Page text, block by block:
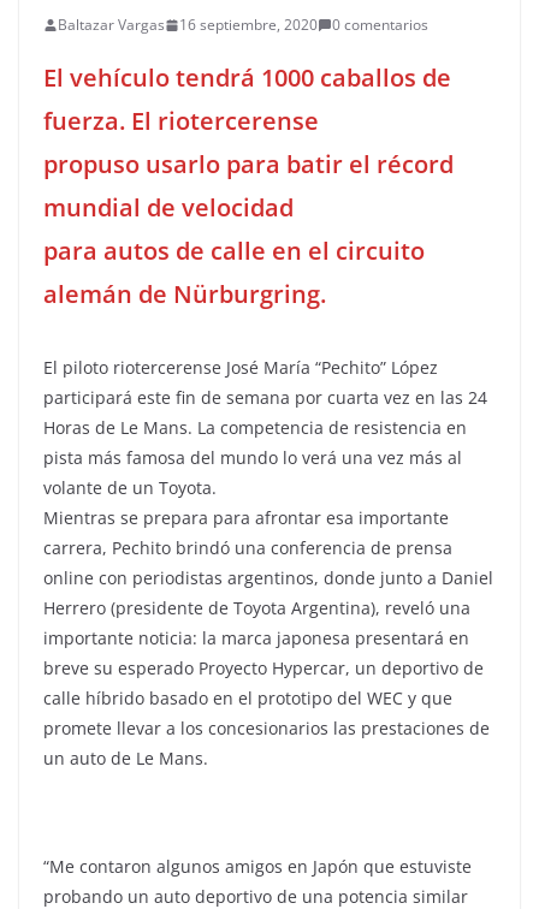
Baltazar Vargas 16 septiembre, 2020 0 comentarios
El vehículo tendrá 1000 caballos de
fuerza. El riotercerense
propuso usarlo para batir el récord
mundial de velocidad
para autos de calle en el circuito
alemán de Nürburgring.
El piloto riotercerense José María “Pechito” López
participará este fin de semana por cuarta vez en las 24
Horas de Le Mans. La competencia de resistencia en
pista más famosa del mundo lo verá una vez más al
volante de un Toyota.
Mientras se prepara para afrontar esa importante
carrera, Pechito brindó una conferencia de prensa
online con periodistas argentinos, donde junto a Daniel
Herrero (presidente de Toyota Argentina), reveló una
importante noticia: la marca japonesa presentará en
breve su esperado Proyecto Hypercar, un deportivo de
calle híbrido basado en el prototipo del WEC y que
promete llevar a los concesionarios las prestaciones de
un auto de Le Mans.
“Me contaron algunos amigos en Japón que estuviste
probando un auto deportivo de una potencia similar